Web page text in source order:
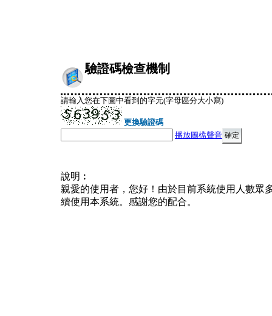
驗證碼檢查機制
請輸入您在下圖中看到的字元(字母區分大小寫)
更換驗證碼
播放圖檔聲音
說明︰
親愛的使用者，您好！由於目前系統使用人數眾
續使用本系統。感謝您的配合。